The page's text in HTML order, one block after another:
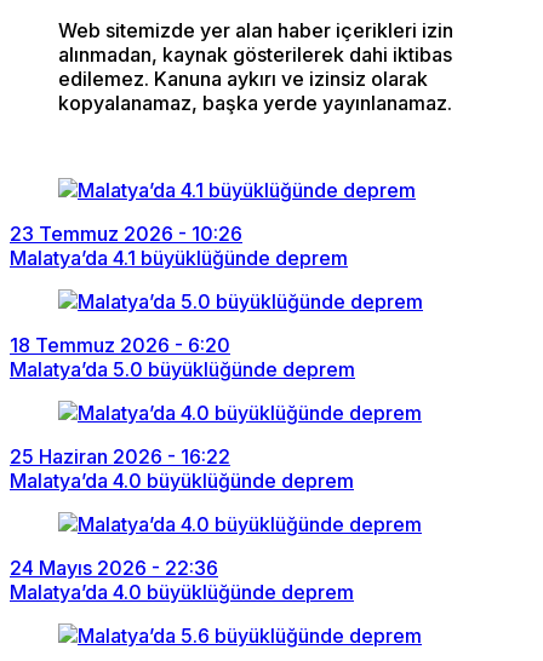
Web sitemizde yer alan haber içerikleri izin
alınmadan, kaynak gösterilerek dahi iktibas
edilemez. Kanuna aykırı ve izinsiz olarak
kopyalanamaz, başka yerde yayınlanamaz.
23 Temmuz 2026 - 10:26
Malatya’da 4.1 büyüklüğünde deprem
18 Temmuz 2026 - 6:20
Malatya’da 5.0 büyüklüğünde deprem
25 Haziran 2026 - 16:22
Malatya’da 4.0 büyüklüğünde deprem
24 Mayıs 2026 - 22:36
Malatya’da 4.0 büyüklüğünde deprem